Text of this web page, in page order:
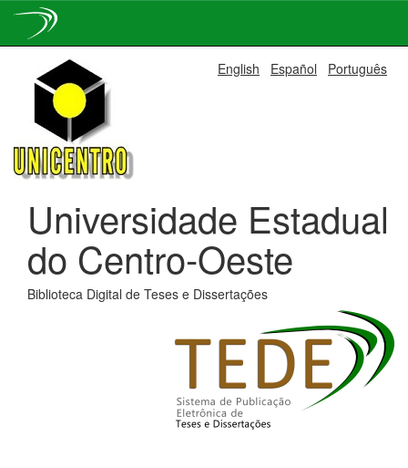
navigation
English Español Português
Universidade Estadual
do Centro-Oeste
Biblioteca Digital de Teses e Dissertações